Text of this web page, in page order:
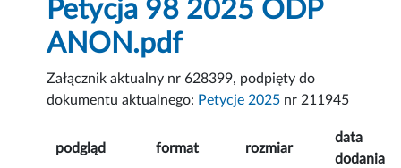
Petycja 98 2025 ODP
ANON.pdf
Załącznik aktualny nr 628399, podpięty do
dokumentu aktualnego: Petycje 2025 nr 211945
podgląd format rozmiar
data
dodania